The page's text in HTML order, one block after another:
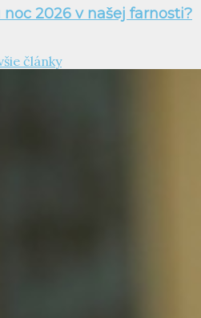
2026 v našej farnosti?
články